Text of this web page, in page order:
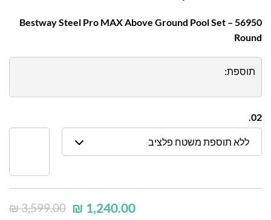
56950 – Bestway Steel Pro MAX Above Ground Pool Set
Round
תוספת:
02.
ללא תוספת משטח פלציב
₪3,599.00 ₪ 1,240.00